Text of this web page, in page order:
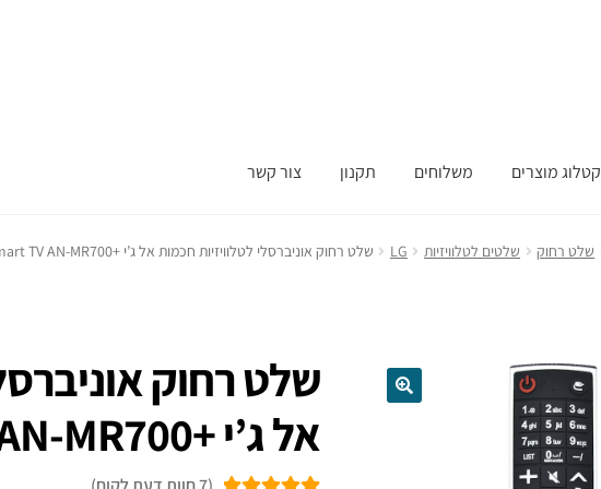
קטלוג מוצרים משלוחים תקנון צור קשר
שלט רחוק שלטים לטלוויזיות LG שלט רחוק אוניברסלי לטלוויזיות חכמות אל ג’י +LG Smart TV AN-MR700
שלט רחוק
אל ג’י +LG Smart TV AN-MR700